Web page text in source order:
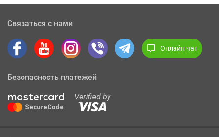
Связаться с нами
Онлайн чат
Безопасность платежей